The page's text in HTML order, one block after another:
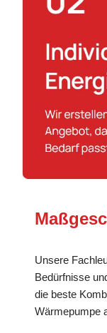
Unsere
Bedürfnisse
die beste
Wärmepumpe